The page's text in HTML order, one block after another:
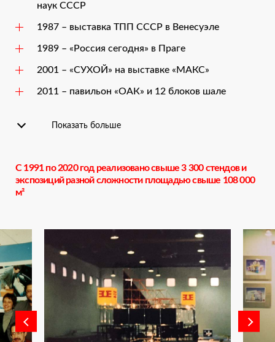
наук СССР
1987 – выставка ТПП СССР в Венесуэле
1989 – «Россия сегодня» в Праге
2001 – «СУХОЙ» на выставке «МАКС»
2011 – павильон «ОАК» и 12 блоков шале
Показать больше
С 1991 по 2020 год реализовано свыше 3 300 стендов и
экспозиций разной сложности площадью свыше 108 000
м²